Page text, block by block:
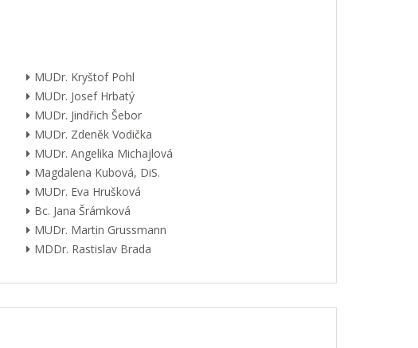
MUDr. Kryštof Pohl
MUDr. Josef Hrbatý
MUDr. Jindřich Šebor
MUDr. Zdeněk Vodička
MUDr. Angelika Michajlová
Magdalena Kubová, DiS.
MUDr. Eva Hrušková
Bc. Jana Šrámková
MUDr. Martin Grussmann
MDDr. Rastislav Brada